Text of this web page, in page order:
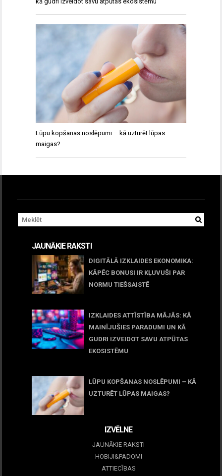
Lūpu kopšanas noslēpumi – kā uzturēt lūpas
maigas?
JAUNĀKIE RAKSTI
DIGITĀLĀ IZKLAIDES EKONOMIKA:
KĀPĒC BONUSI IR KĻUVUŠI PAR
NORMU TIEŠSAISTĒ
IZKLAIDES ATTĪSTĪBA MĀJĀS: KĀ
MAINĪJUŠIES PARADUMI UN KĀ
GUDRI IZVEIDOT SAVU ATPŪTAS
EKOSISTĒMU
LŪPU KOPŠANAS NOSLĒPUMI – KĀ
UZTURĒT LŪPAS MAIGAS?
IZVĒLNE
JAUNĀKIE RAKSTI
HOBIJI&PADOMI
ATTIECĪBAS